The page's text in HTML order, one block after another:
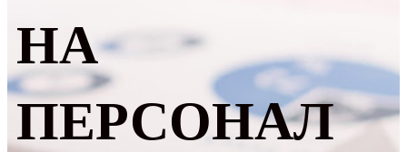
НА
ПЕРСОНАЛ